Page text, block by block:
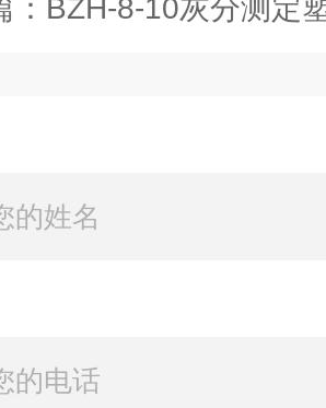
BZH-8-10灰分测定